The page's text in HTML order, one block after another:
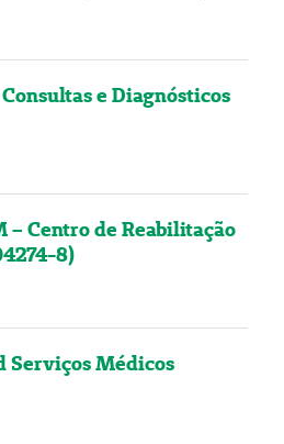
e Diagnósticos
– Centro de Reabilitação
8)
Serviços Médicos